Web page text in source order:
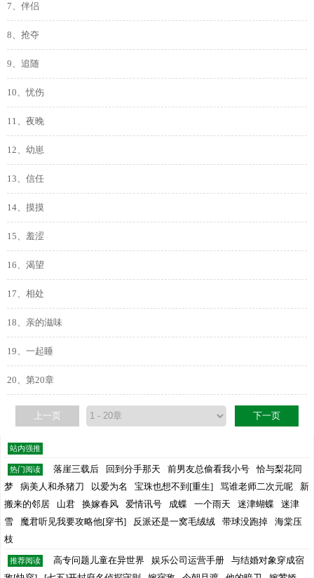
7、伴侣
8、抢夺
9、追随
10、忧伤
11、夜晚
12、幼崽
13、信任
14、摸摸
15、羞涩
16、渴望
17、相处
18、亲的滋味
19、一起睡
20、第20章
上一页 下一页
站内强推
热门阅读 落崖三载后 回到分手那天 前男友总偷看我小号
恰与梨花同
梦
病美人和杀猪刀 以爱为名 宝珠也想不到[重生] 骂谁老师二次元呢
新
搬来的邻居
山君 换嫁春风 爱情讯号 成蝶 一个雨天 迷津蝴蝶
迷津
雪
魔君听见我要攻略他[穿书] 反派还是一窝毛绒绒 带球没跑掉
海棠压
枝
推荐阅读 高专问题儿童在异世界 娱乐公司运营手册
与结婚对象穿成宿